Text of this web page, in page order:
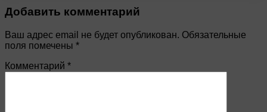
Добавить комментарий
Ваш адрес email не будет опубликован. Обязательные
поля помечены *
Комментарий *